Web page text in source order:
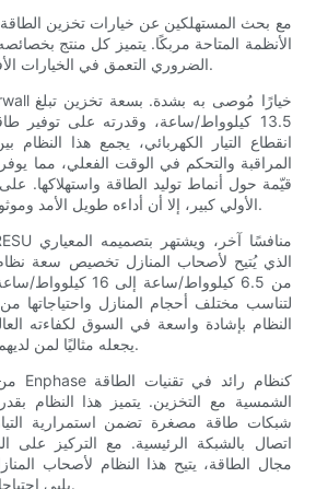
مع بحث المستهلكين عن خيارات تخزين الطاقة
الأنظمة المتاحة مربكًا. يتميز كل منتج
الضروري التعمق في الخيارات الأفضل المتاحة في السوق.
13.5 كيلوواط/ساعة، وقدرته على توفير
انقطاع التيار الكهربائي، يجمع هذا النظام
قيّمة حول أنماط توليد الطاقة واستهلاكها.
الأولي كبير، إلا أن أداءه طويل الأمد وموثوقيته تجعله خيارًا منافسًا.
الذي يُتيح لأصحاب المنازل تخصيص سعة نظام
لتناسب مختلف أحجام المنازل واحتياجاتها
النظام بإشادة واسعة في السوق لكفاءته
يجعله مثاليًا لمن لديهم مساحة تركيب محدودة.
الشمسية مع التخزين. يتميز هذا النظام
شبكات طاقة مصغرة تضمن استمرارية
اتصال بالشبكة الرئيسية. مع التركيز على
مجال الطاقة، يتيح هذا النظام لأصحاب
يلبي احتياجاتهم المتنوعة من الطاقة.